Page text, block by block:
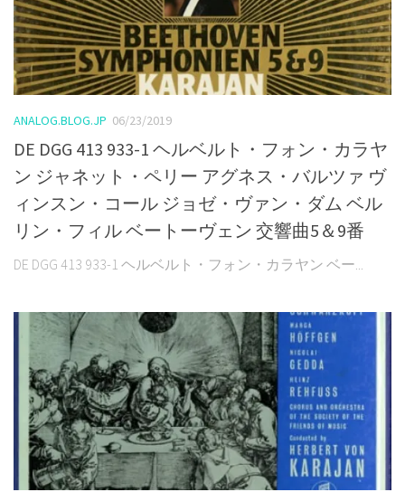
ANALOG.BLOG.JP 06/23/2019
DE DGG 413 933-1 ヘルベルト・フォン・カラヤ
ン ジャネット・ペリー アグネス・バルツァ ヴ
ィンスン・コール ジョゼ・ヴァン・ダム ベル
リン・フィル ベートーヴェン 交響曲5＆9番
DE DGG 413 933-1 ヘルベルト・フォン・カラヤン ベー...